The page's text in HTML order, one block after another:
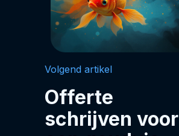
Volgend artikel
Offerte
schrijven voor